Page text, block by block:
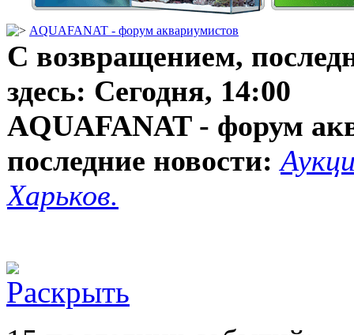
AQUAFANAT - форум аквариумистов
С возвращением,
здесь: Сегодня, 14:00
AQUAFANAT - форум
последние новости:
Харьков.